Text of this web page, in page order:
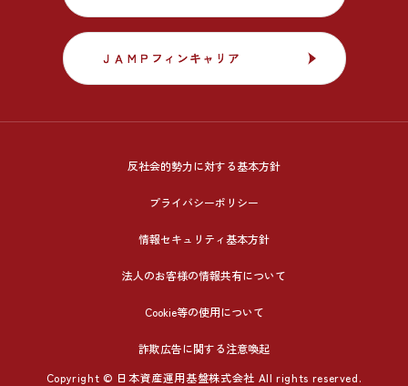
ＪＡＭＰフィンキャリア
ＪＡＭＰフィンキャリア
反社会的勢力に対する基本方針
プライバシーポリシー
情報セキュリティ基本方針
法人のお客様の情報共有について
Cookie等の使用について
詐欺広告に関する注意喚起
Copyright © 日本資産運用基盤株式会社 All rights reserved.